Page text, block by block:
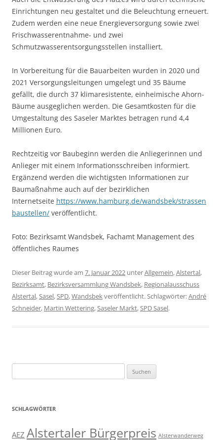
Einrichtungen neu gestaltet und die Beleuchtung erneuert.
Zudem werden eine neue Energieversorgung sowie zwei
Frischwasserentnahme- und zwei
Schmutzwasserentsorgungsstellen installiert.
In Vorbereitung für die Bauarbeiten wurden in 2020 und
2021 Versorgungsleitungen umgelegt und 35 Bäume
gefällt, die durch 37 klimaresistente, einheimische Ahorn-
Bäume ausgeglichen werden. Die Gesamtkosten für die
Umgestaltung des Saseler Marktes betragen rund 4,4
Millionen Euro.
Rechtzeitig vor Baubeginn werden die Anliegerinnen und
Anlieger mit einem Informationsschreiben informiert.
Ergänzend werden die wichtigsten Informationen zur
Baumaßnahme auch auf der bezirklichen
Internetseite https://www.hamburg.de/wandsbek/strassen
baustellen/ veröffentlicht.
Foto: Bezirksamt Wandsbek, Fachamt Management des
öffentliches Raumes
Dieser Beitrag wurde am 7. Januar 2022 unterAllgemein,Alstertal,
Bezirksamt, Bezirksversammlung Wandsbek, Regionalausschuss
Alstertal,Sasel,SPD,Wandsbekveröffentlicht. Schlagwörter:André
Schneider, Martin Wettering,Saseler Markt,SPD Sasel.
nach:
SCHLAGWÖRTER
AEZ Alstertaler Bürgerpreis Alsterwanderweg